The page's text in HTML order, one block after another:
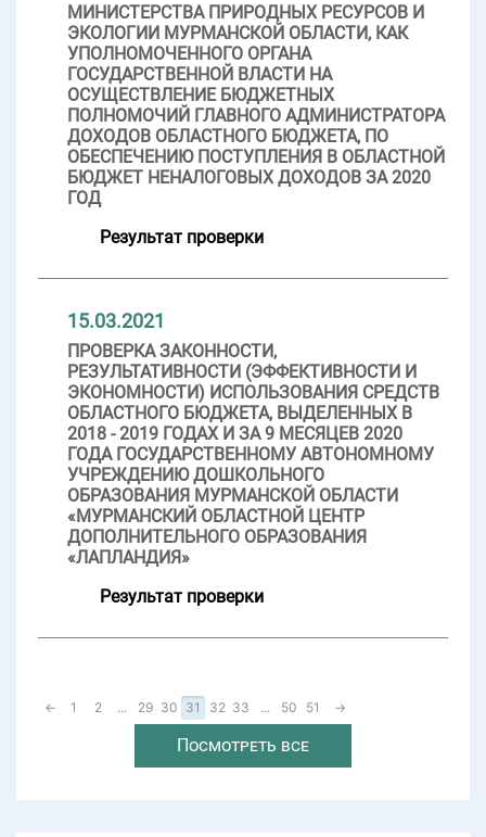
МИНИСТЕРСТВА ПРИРОДНЫХ РЕСУРСОВ И
ЭКОЛОГИИ МУРМАНСКОЙ ОБЛАСТИ, КАК
УПОЛНОМОЧЕННОГО ОРГАНА
ГОСУДАРСТВЕННОЙ ВЛАСТИ НА
ОСУЩЕСТВЛЕНИЕ БЮДЖЕТНЫХ
ПОЛНОМОЧИЙ ГЛАВНОГО АДМИНИСТРАТОРА
ДОХОДОВ ОБЛАСТНОГО БЮДЖЕТА, ПО
ОБЕСПЕЧЕНИЮ ПОСТУПЛЕНИЯ В ОБЛАСТНОЙ
БЮДЖЕТ НЕНАЛОГОВЫХ ДОХОДОВ ЗА 2020
ГОД
Результат проверки
15.03.2021
ПРОВЕРКА ЗАКОННОСТИ,
РЕЗУЛЬТАТИВНОСТИ (ЭФФЕКТИВНОСТИ И
ЭКОНОМНОСТИ) ИСПОЛЬЗОВАНИЯ СРЕДСТВ
ОБЛАСТНОГО БЮДЖЕТА, ВЫДЕЛЕННЫХ В
2018 - 2019 ГОДАХ И ЗА 9 МЕСЯЦЕВ 2020
ГОДА ГОСУДАРСТВЕННОМУ АВТОНОМНОМУ
УЧРЕЖДЕНИЮ ДОШКОЛЬНОГО
ОБРАЗОВАНИЯ МУРМАНСКОЙ ОБЛАСТИ
«МУРМАНСКИЙ ОБЛАСТНОЙ ЦЕНТР
ДОПОЛНИТЕЛЬНОГО ОБРАЗОВАНИЯ
«ЛАПЛАНДИЯ»
Результат проверки
← 1 2 ... 29 30 31 32 33 ... 50 51 →
Посмотреть все